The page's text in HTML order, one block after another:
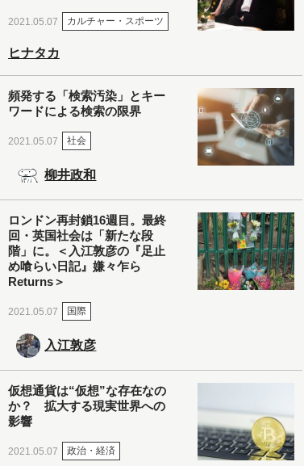
2021.05.07 カルチャー・スポーツ
ヒナタカ
頻発する「検索汚染」とキー
ワードによる検索の限界
2021.05.07 社会
柳井政和
ロンドン再封鎖16週目。最終
回・英国社会は「新たな段
階」に。＜入江敦彦の『足止
め喰らい日記』嫌々乍ら
Returns＞
2021.05.07 国際
入江敦彦
仮想通貨は“仮想”な存在なの
か？ 拡大する現実世界への
影響
2021.05.07 政治・経済